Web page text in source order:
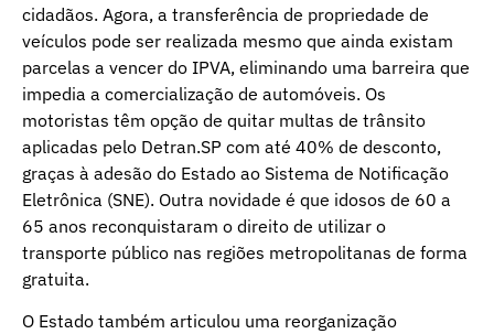
cidadãos. Agora, a transferência de propriedade de
veículos pode ser realizada mesmo que ainda existam
parcelas a vencer do IPVA, eliminando uma barreira que
impedia a comercialização de automóveis. Os
motoristas têm opção de quitar multas de trânsito
aplicadas pelo Detran.SP com até 40% de desconto,
graças à adesão do Estado ao Sistema de Notificação
Eletrônica (SNE). Outra novidade é que idosos de 60 a
65 anos reconquistaram o direito de utilizar o
transporte público nas regiões metropolitanas de forma
gratuita.
O Estado também articulou uma reorganização